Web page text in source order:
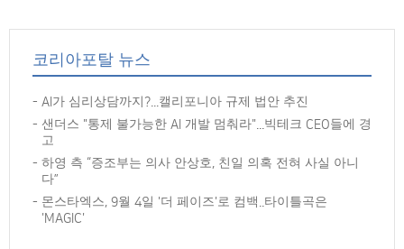
코리아포탈 뉴스
AI가 심리상담까지?...캘리포니아 규제 법안 추진
샌더스 "통제 불가능한 AI 개발 멈춰라"...빅테크 CEO들에 경
고
하영 측 “증조부는 의사 안상호, 친일 의혹 전혀 사실 아니
다”
몬스타엑스, 9월 4일 '더 페이즈'로 컴백..타이틀곡은
'MAGIC'